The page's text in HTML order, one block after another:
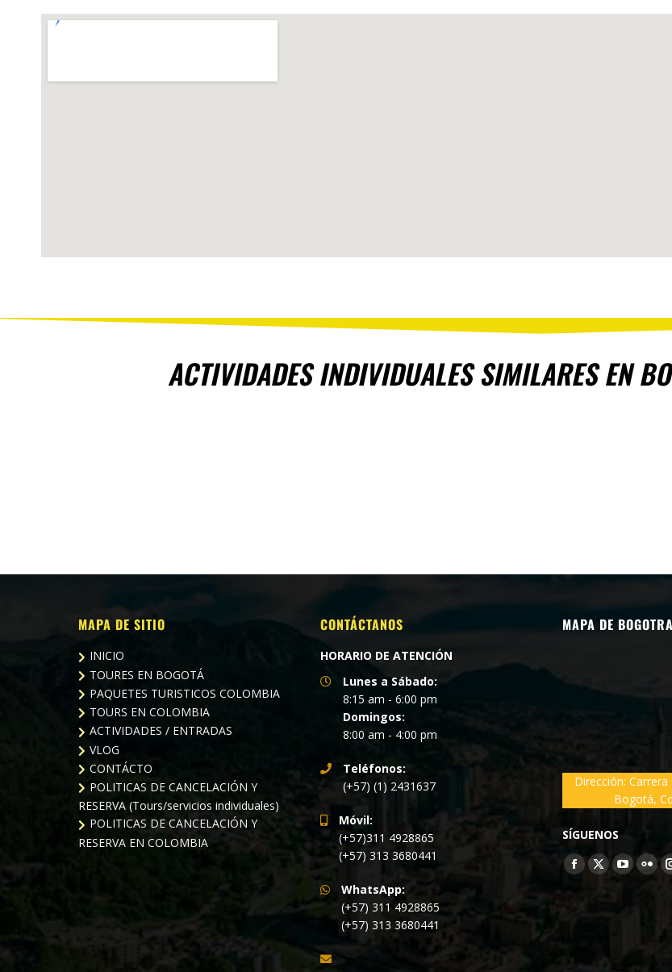
ACTIVIDADES INDIVIDUALES SIMILARES EN
MAPA DE SITIO
INICIO
TOURES EN BOGOTÁ
PAQUETES TURISTICOS COLOMBIA
TOURS EN COLOMBIA
ACTIVIDADES / ENTRADAS
VLOG
CONTÁCTO
POLITICAS DE CANCELACIÓN Y
RESERVA (Tours/servicios individuales)
POLITICAS DE CANCELACIÓN Y
RESERVA EN COLOMBIA
CONTÁCTANOS
HORARIO DE ATENCIÓN
Lunes a Sábado:
8:15 am - 6:00 pm
Domingos:
8:00 am - 4:00 pm
Teléfonos:
(+57) (1) 2431637
Móvil:
(+57)311 4928865
(+57) 313 3680441
WhatsApp:
(+57) 311 4928865
(+57) 313 3680441
MAPA DE
Dirección: Carrera
Bogotá,
SÍGUENOS
Encuéntranos